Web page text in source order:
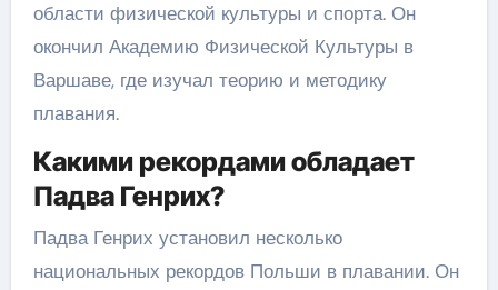
области физической культуры и спорта. Он
окончил Академию Физической Культуры в
Варшаве, где изучал теорию и методику
плавания.
Какими рекордами обладает
Падва Генрих?
Падва Генрих установил несколько
национальных рекордов Польши в плавании. Он